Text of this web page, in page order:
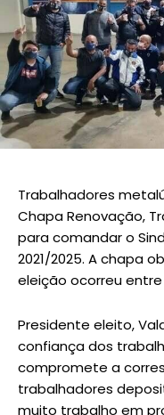
Trabalhadores
Chapa Renovação,
para comandar o
2021/2025. A chapa
eleição ocorreu entre
Presidente eleito,
confiança dos
compromete a
trabalhadores
muito trabalho em